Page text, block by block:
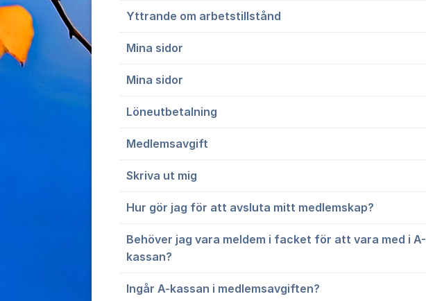
Yttrande om arbetstillstånd
Mina sidor
Mina sidor
Löneutbetalning
Medlemsavgift
Skriva ut mig
Hur gör jag för att avsluta mitt medlemskap?
Behöver jag vara meldem i facket för att vara med i A-
kassan?
Ingår A-kassan i medlemsavgiften?